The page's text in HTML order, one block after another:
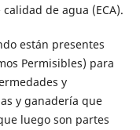
de agua (ECA).
están presentes
Permisibles) para
y
y ganadería que
luego son partes